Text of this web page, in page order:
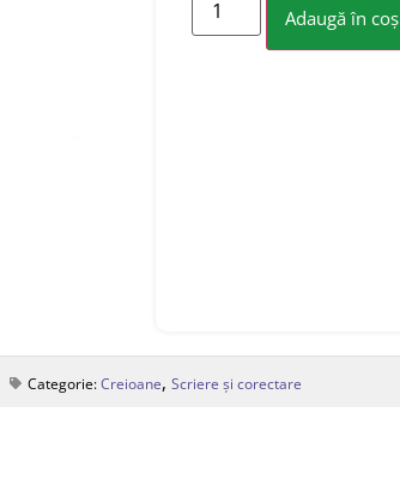
Adaugă în coș
Categorie:Creioane, Scriere și corectare